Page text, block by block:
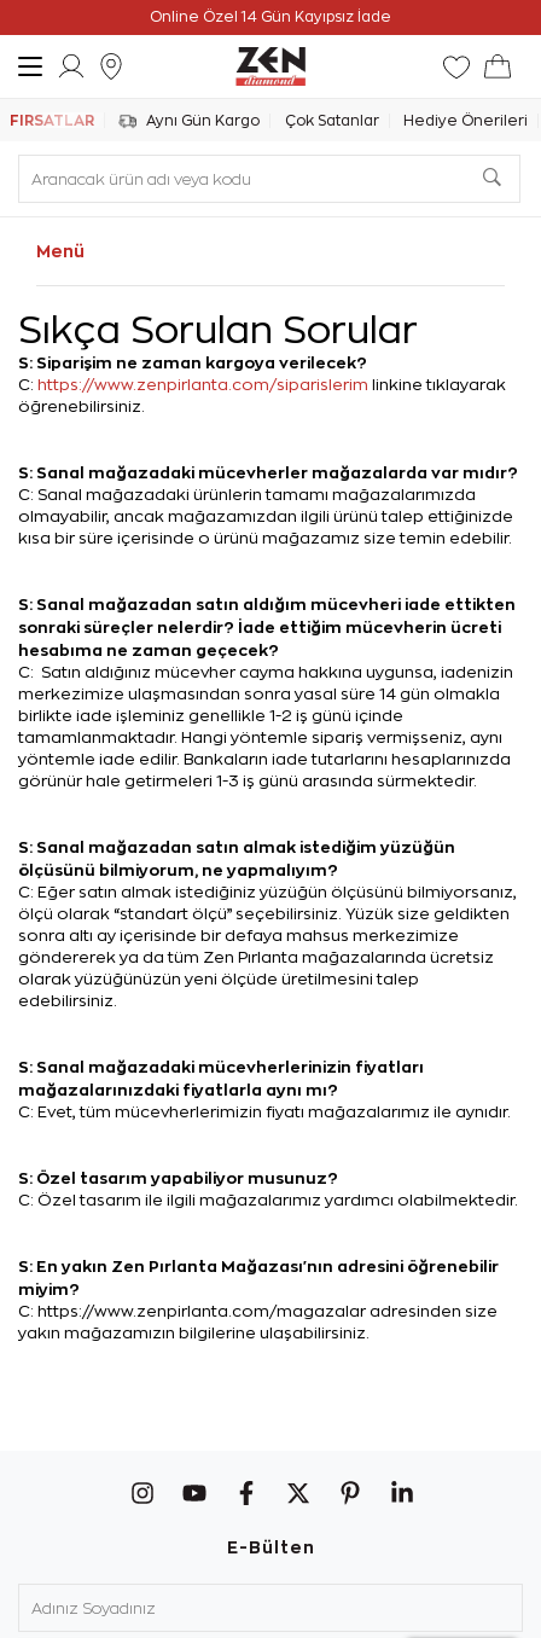
Online Özel 14 Gün Kayıpsız İade
FIRSATLAR Aynı Gün Kargo Çok Satanlar Hediye Önerileri
Menü
Sıkça Sorulan Sorular
S: Siparişim ne zaman kargoya verilecek?
C: https://www.zenpirlanta.com/siparislerim linkine tıklayarak
öğrenebilirsiniz.
S: Sanal mağazadaki mücevherler mağazalarda var mıdır?
C: Sanal mağazadaki ürünlerin tamamı mağazalarımızda
olmayabilir, ancak mağazamızdan ilgili ürünü talep ettiğinizde
kısa bir süre içerisinde o ürünü mağazamız size temin edebilir.
S: Sanal mağazadan satın aldığım mücevheri iade ettikten
sonraki süreçler nelerdir? İade ettiğim mücevherin ücreti
hesabıma ne zaman geçecek?
C: Satın aldığınız mücevher cayma hakkına uygunsa, iadenizin
merkezimize ulaşmasından sonra yasal süre 14 gün olmakla
birlikte iade işleminiz genellikle 1-2 iş günü içinde
tamamlanmaktadır. Hangi yöntemle sipariş vermişseniz, aynı
yöntemle iade edilir. Bankaların iade tutarlarını hesaplarınızda
görünür hale getirmeleri 1-3 iş günü arasında sürmektedir.
S: Sanal mağazadan satın almak istediğim yüzüğün
ölçüsünü bilmiyorum, ne yapmalıyım?
C: Eğer satın almak istediğiniz yüzüğün ölçüsünü bilmiyorsanız,
ölçü olarak “standart ölçü” seçebilirsiniz. Yüzük size geldikten
sonra altı ay içerisinde bir defaya mahsus merkezimize
göndererek ya da tüm Zen Pırlanta mağazalarında ücretsiz
olarak yüzüğünüzün yeni ölçüde üretilmesini talep
edebilirsiniz.
S: Sanal mağazadaki mücevherlerinizin fiyatları
mağazalarınızdaki fiyatlarla aynı mı?
C: Evet, tüm mücevherlerimizin fiyatı mağazalarımız ile aynıdır.
S: Özel tasarım yapabiliyor musunuz?
C: Özel tasarım ile ilgili mağazalarımız yardımcı olabilmektedir.
S: En yakın Zen Pırlanta Mağazası'nın adresini öğrenebilir
miyim?
C: https://www.zenpirlanta.com/magazalar adresinden size
yakın mağazamızın bilgilerine ulaşabilirsiniz.
E-Bülten